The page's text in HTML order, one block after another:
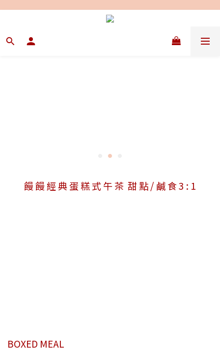
饅 饅 經 典 蛋 糕 式 午 茶 甜 點 / 鹹 食 3 : 1
BOXED MEAL